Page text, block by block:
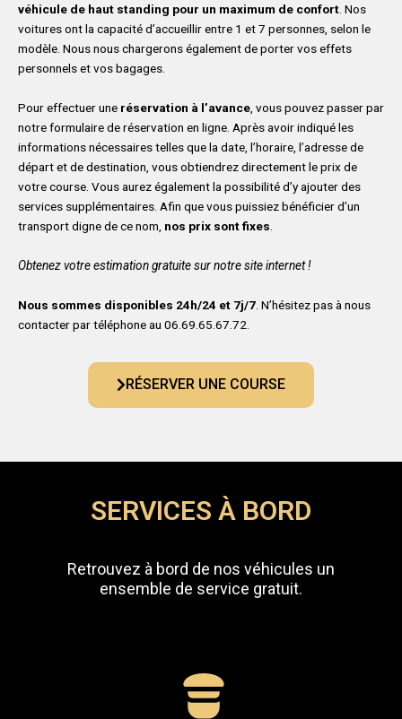
véhicule de haut standing pour un maximum de confort . Nos
voitures ont la capacité d’accueillir entre 1 et 7 personnes, selon le
modèle. Nous nous chargerons également de porter vos effets
personnels et vos bagages.
Pour effectuer une réservation à l’avance , vous pouvez passer par
notre formulaire de réservation en ligne. Après avoir indiqué les
informations nécessaires telles que la date, l’horaire, l’adresse de
départ et de destination, vous obtiendrez directement le prix de
votre course. Vous aurez également la possibilité d’y ajouter des
services supplémentaires. Afin que vous puissiez bénéficier d’un
transport digne de ce nom, nos prix sont fixes
Obtenez votre estimation gratuite sur notre site internet !
Nous sommes disponibles 24h/24 et 7j/7 . N’hésitez pas à nous
contacter par téléphone au 06.69.65.67.72.
RÉSERVER UNE COURSE
SERVICES À BORD
Retrouvez à bord de nos véhicules un
ensemble de service gratuit.